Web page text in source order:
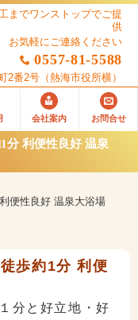
までワンストップでご提
供
お気軽にご連絡ください
0557-81-5588
2番2号 （熱海市役所横）
会社案内 お問合せ
分 利便性良好 温泉
便性良好 温泉大浴場
歩約1分 利便
分と好立地・好